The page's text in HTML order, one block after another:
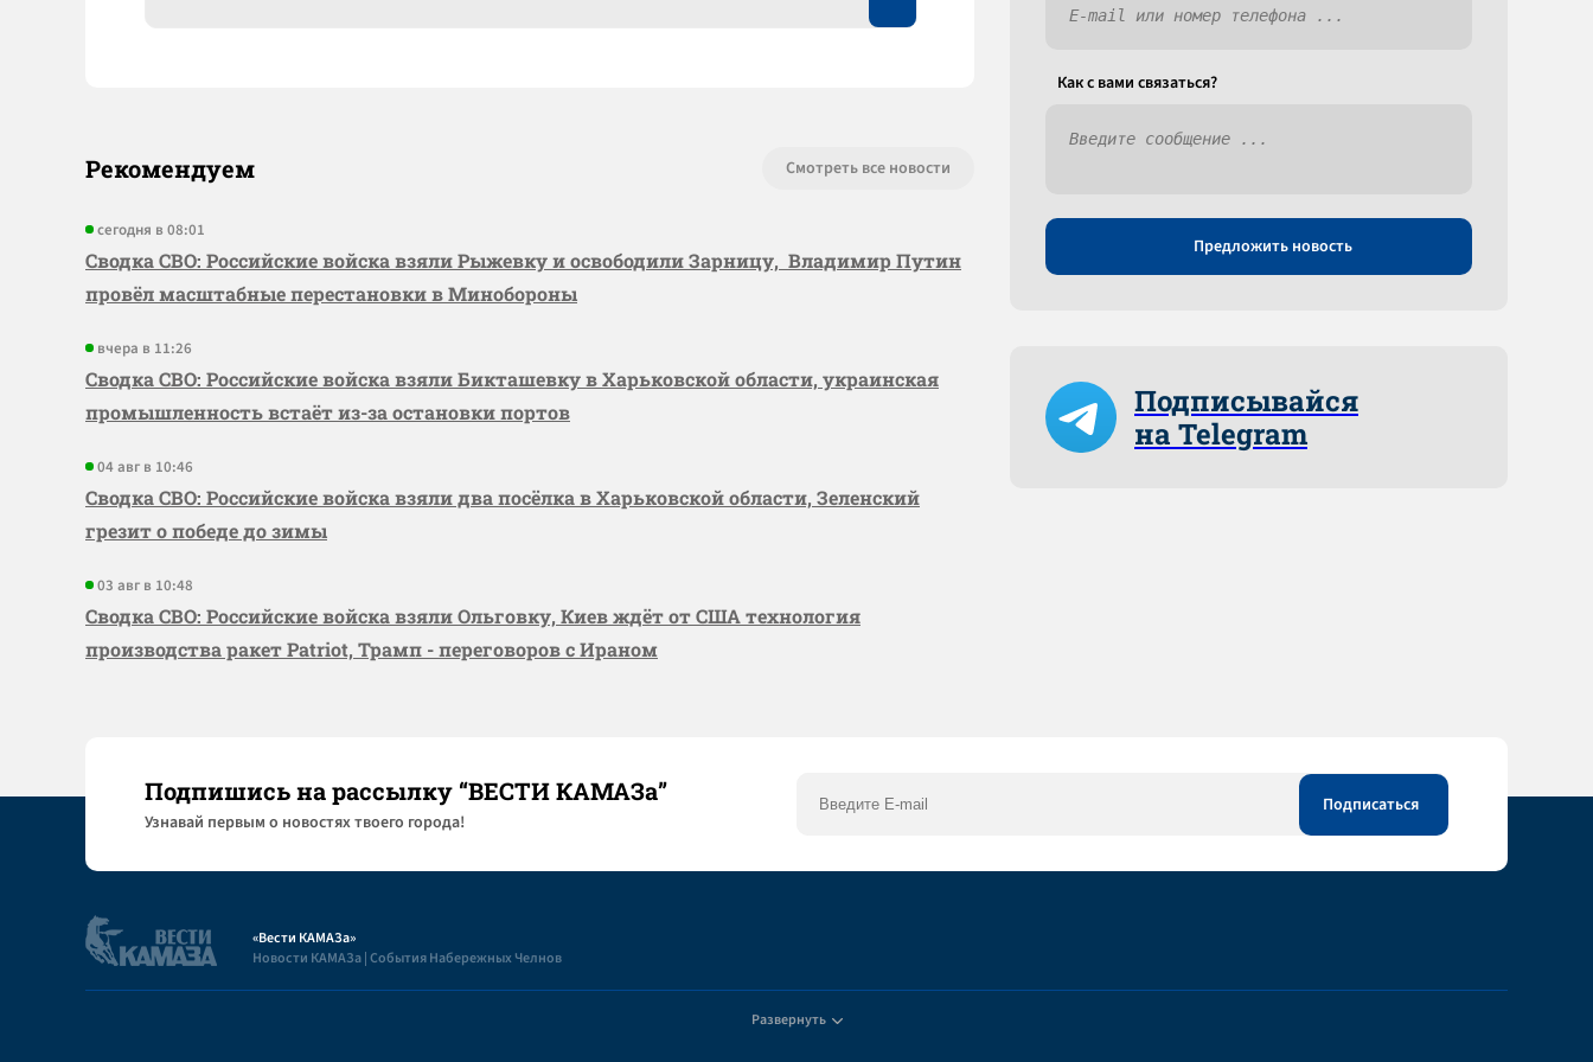
Рекомендуем Смотреть все новости
сегодня в 08:01
Сводка СВО: Российские войска взяли Рыжевку и освободили Зарницу, Владимир Путин
провёл масштабные перестановки в Минобороны
вчера в 11:26
Сводка СВО: Российские войска взяли Бикташевку в Харьковской области, украинская
промышленность встаёт из-за остановки портов
04 авг в 10:46
Сводка СВО: Российские войска взяли два посёлка в Харьковской области, Зеленский
грезит о победе до зимы
03 авг в 10:48
Сводка СВО: Российские войска взяли Ольговку, Киев ждёт от США технология
производства ракет Patriot, Трамп - переговоров с Ираном
Как c вами связаться?
Предложить новость
Подписывайся
на Telegram
Подпишись на рассылку “ВЕСТИ КАМАЗа”
Узнaвай первым о новостях твоего города!
«Вести КАМАЗа»
Новости КАМАЗа | События Набережных Челнов
Развернуть